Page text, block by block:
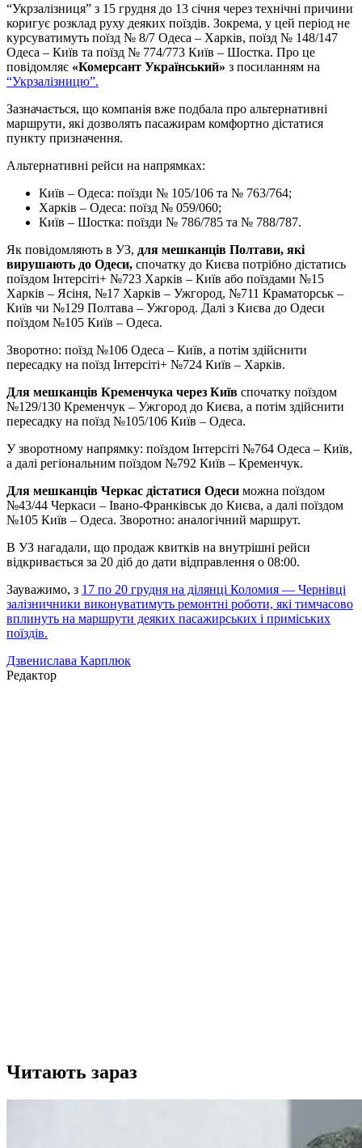
“Укрзалізниця” з 15 грудня до 13 січня через технічні причини
коригує розклад руху деяких поїздів. Зокрема, у цей період не
курсуватимуть поїзд № 8/7 Одеса – Харків, поїзд № 148/147
Одеса – Київ та поїзд № 774/773 Київ – Шостка. Про це
повідомляє «Комерсант Український» з посиланням на
“Укрзалізницю”.
Зазначається, що компанія вже подбала про альтернативні
маршрути, які дозволять пасажирам комфортно дістатися
пункту призначення.
Альтернативні рейси на напрямках:
Київ – Одеса: поїзди № 105/106 та № 763/764;
Харків – Одеса: поїзд № 059/060;
Київ – Шостка: поїзди № 786/785 та № 788/787.
Як повідомляють в УЗ, для мешканців Полтави, які
вирушають до Одеси, спочатку до Києва потрібно дістатись
поїздом Інтерсіті+ №723 Харків – Київ або поїздами №15
Харків – Ясіня, №17 Харків – Ужгород, №711 Краматорськ –
Київ чи №129 Полтава – Ужгород. Далі з Києва до Одеси
поїздом №105 Київ – Одеса.
Зворотно: поїзд №106 Одеса – Київ, а потім здійснити
пересадку на поїзд Інтерсіті+ №724 Київ – Харків.
Для мешканців Кременчука через Київ спочатку поїздом
№129/130 Кременчук – Ужгород до Києва, а потім здійснити
пересадку на поїзд №105/106 Київ – Одеса.
У зворотному напрямку: поїздом Інтерсіті №764 Одеса – Київ,
а далі регіональним поїздом №792 Київ – Кременчук.
Для мешканців Черкас дістатися Одеси можна поїздом
№43/44 Черкаси – Івано-Франківськ до Києва, а далі поїздом
№105 Київ – Одеса. Зворотно: аналогічний маршрут.
В УЗ нагадали, що продаж квитків на внутрішні рейси
відкривається за 20 діб до дати відправлення о 08:00.
Зауважимо, з 17 по 20 грудня на ділянці Коломия — Чернівці
залізничники виконуватимуть ремонтні роботи, які тимчасово
вплинуть на маршрути деяких пасажирських і приміських
поїздів.
Дзвенислава Карплюк
Редактор
Читають зараз